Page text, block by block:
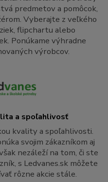
predmetov a pomôcok,
Vyberajte z veľkého
flipchartu alebo
Ponúkame výhradne
výrobcov.
a spoľahlivosť
kvality a spoľahlivosti.
svojim zákazníkom aj
nezáleží na tom, či ste
s Ledvanes.sk môžete
rôzne akcie stále.